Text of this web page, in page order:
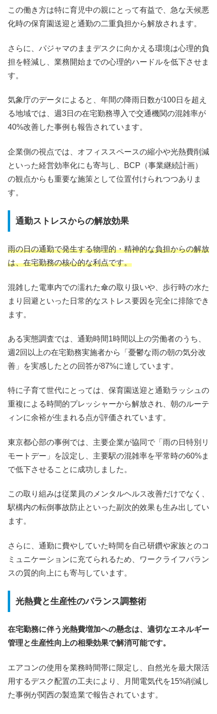
この働き方は特に育児中の親にとって有益で、急な天候悪
化時の保育園送迎と通勤の二重負担から解放されます。
さらに、パジャマのままデスクに向かえる環境は心理的負
担を軽減し、業務開始までの心理的ハードルを低下させま
す。
気象庁のデータによると、年間の降雨日数が100日を超え
る地域では、週3日の在宅勤務導入で交通機関の混雑率が
40%改善した事例も報告されています。
企業側の視点では、オフィススペースの縮小や光熱費削減
といった経営効率化にも寄与し、BCP（事業継続計画）
の観点からも重要な施策として位置付けられつつありま
す。
通勤ストレスからの解放効果
雨の日の通勤で発生する物理的・精神的な負担からの解放
は、在宅勤務の核心的な利点です。
混雑した電車内での濡れた傘の取り扱いや、歩行時の水た
まり回避といった日常的なストレス要因を完全に排除でき
ます。
ある実態調査では、通勤時間1時間以上の労働者のうち、
週2回以上の在宅勤務実施者から「憂鬱な雨の朝の気分改
善」を実感したとの回答が87%に達しています。
特に子育て世代にとっては、保育園送迎と通勤ラッシュの
重複による時間的プレッシャーから解放され、朝のルーテ
ィンに余裕が生まれる点が評価されています。
東京都心部の事例では、主要企業が協同で「雨の日特別リ
モートデー」を設定し、主要駅の混雑率を平常時の60%ま
で低下させることに成功しました。
この取り組みは従業員のメンタルヘルス改善だけでなく、
駅構内の転倒事故防止といった副次的效果も生み出してい
ます。
さらに、通勤に費やしていた時間を自己研鑽や家族とのコ
ミュニケーションに充てられるため、ワークライフバラン
スの質的向上にも寄与しています。
光熱費と生産性のバランス調整術
在宅勤務に伴う光熱費増加への懸念は、適切なエネルギー
管理と生産性向上の相乗効果で解消可能です。
エアコンの使用を業務時間帯に限定し、自然光を最大限活
用するデスク配置の工夫により、月間電気代を15%削減し
た事例が関西の製造業で報告されています。